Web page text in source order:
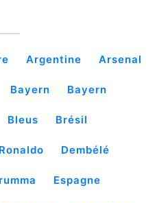
Argentine Arsenal
Bayern Bayern
Bleus Brésil
Dembélé
Espagne